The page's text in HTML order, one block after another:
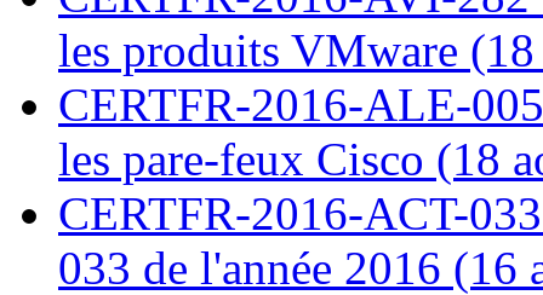
les produits VMware
CERTFR-2016-ALE-
les pare-feux Cisco (18
CERTFR-2016-ACT-
033 de l'année 2016 (16